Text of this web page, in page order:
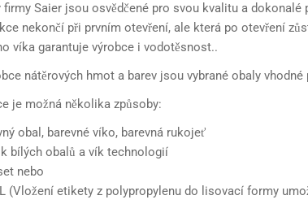
firmy Saier jsou osvědčené pro svou kvalitu a
nekončí při prvním otevření, ale která po otevření
víka garantuje výrobce i vodotěsnost..
nátěrových hmot a barev jsou vybrané obaly
je možná několika způsoby:
obal, barevné víko, barevná rukojeť
bílých obalů a vík technologií
nebo
(Vložení etikety z polypropylenu do lisovací formy